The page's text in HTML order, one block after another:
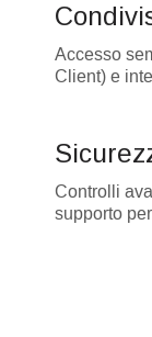
Accesso
Client) e
Controlli
supporto